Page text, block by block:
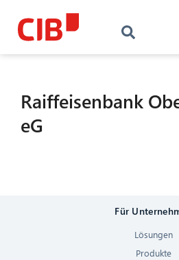
Raiffeisenbank
eG
Für
Lösungen
Produkte
Hallo! Was kann ich für Sie tun?